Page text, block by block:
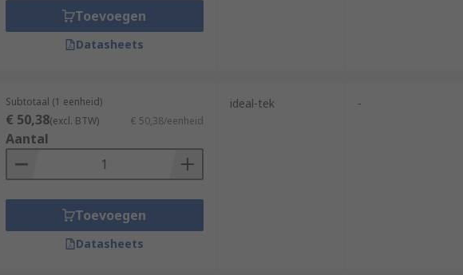
Toevoegen
Datasheets
Subtotaal (1 eenheid)
€ 50,38(excl. BTW) € 50,38/eenheid
Aantal
Toevoegen
Datasheets
ideal-tek -